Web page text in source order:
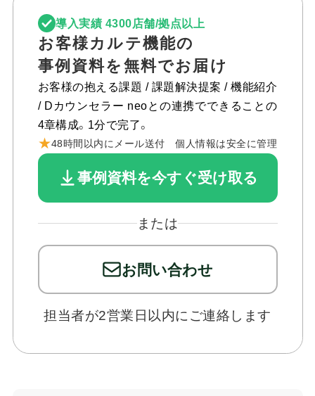
お問い合わせ
導入実績 4300店舗/拠点以上
お客様カルテ機能の
事例資料を無料でお届け
お客様の抱える課題 / 課題解決提案 / 機能紹介
/ Dカウンセラー neoとの連携でできることの
4章構成。1分で完了。
★48時間以内にメール送付 個人情報は安全に管理
事例資料を今すぐ受け取る
または
お問い合わせ
担当者が2営業日以内にご連絡します